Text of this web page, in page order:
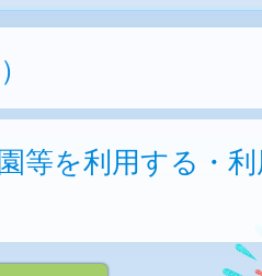
等を利用する・